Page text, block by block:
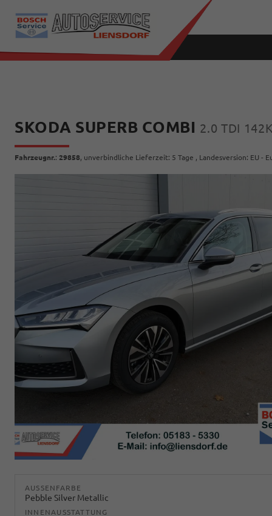
SKODA SUPERB COMBI 2.0 TDI
Fahrzeugnr.: 29858, unverbindliche Lieferzeit: 5 Tage , Landesversion: EU -
AUSSENFARBE
Pebble Silver Metallic
INNENAUSSTATTUNG